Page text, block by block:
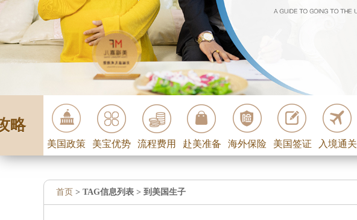
略
美国政策 美宝优势 流程费用 赴美准备 海外保险 美国签证 入境通关
首页 > TAG信息列表 > 到美国生子